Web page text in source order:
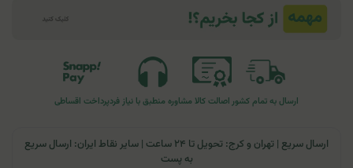
ارسال به تمام کشوراصالت کالا مشاوره منطبق با نیاز فردپرداخت اقساطی
ارسال سریع | تهران و کرج: تحویل تا ۲۴ ساعت | سایر نقاط ایران: ارسال سریع
به پست